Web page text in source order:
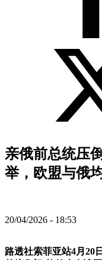
亲俄前总统压
举，欧盟与俄
20/04/2026 - 18:53
路透社索菲亚站4月20